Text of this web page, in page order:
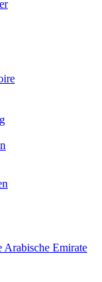
Arabische Emirate